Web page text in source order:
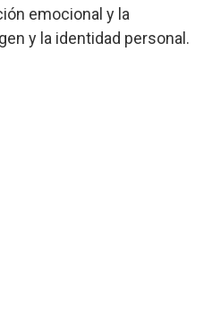
emocional y la
y la identidad personal.